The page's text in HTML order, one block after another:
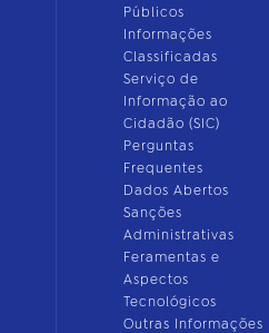
Públicos
Informações
Classificadas
Serviço de
Informação ao
Cidadão (SIC)
Perguntas
Frequentes
Dados Abertos
Sanções
Administrativas
Feramentas e
Aspectos
Tecnológicos
Outras Informações